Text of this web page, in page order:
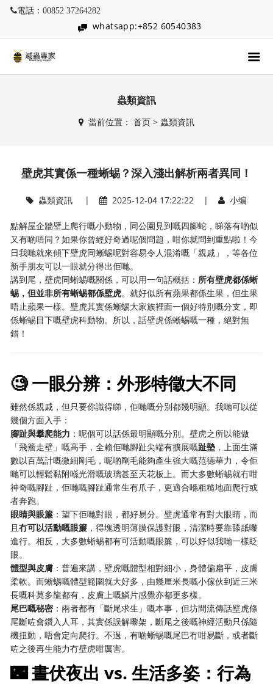
電話：00852 37264282
whatsapp:+852 60540383
蟲類資訊
當前位置： 首页> 蟲類資訊
壁虎其實係一種蜥蜴？深入淺出解析兩者異同！
蟲類資訊| 2025-12-04 17:22:22 | 小编
點解屋企牆壁上爬行嘅小動物，同公園見到嘅四腳蛇，睇落有啲似
又有啲唔同？如果你曾經好奇過呢個問題，咁你就問到重點啦！今
日我哋就來傾下壁虎同蜥蜴呢對容易令人混淆嘅「親戚」，等各位
新手朋友可以一眼就分得出佢哋。
講到尾，壁虎同蜥蜴嘅關係，可以用一句話概括： 所有壁虎都係蜥
蜴，但並非所有蜥蜴都係壁虎。就好似所有蘋果都係生果，但生果
唔止蘋果一樣。壁虎其實係蜥蜴大家族裡面一個好特別嘅分支，即
係蜥蜴目下嘅壁虎科動物。所以，話壁虎係蜥蜴嘅一種，絕對無
錯！
🧐 一眼分辨：外形特徵大不同
雖然係親戚，但只要你識得睇，佢哋嘅分別都幾明顯。我哋可以從
幾個方面入手：
腳趾與攀爬能力 ：呢個可以話係最明顯嘅分別。壁虎之所以能做
「飛簷走壁」嘅高手，全賴佢哋腳趾尖端有擴展嘅趾墊 ，上面生滿
數以百萬計嘅微細剛毛，呢啲剛毛能夠產生強大嘅范德華力，令佢
哋可以輕鬆黏附喺光滑嘅玻璃甚至天花板上。而大多數蜥蜴就冇咁
神奇嘅腳趾，佢哋嘅腳趾通常生有爪子，更適合喺粗糙地面爬行或
者奔跑。
眼睛與眼簾 ：望下佢哋對眼，都好易分。壁虎通常有對大眼睛，而
且冇可以活動嘅眼簾 ，得塊透明薄膜保護對眼，清潔時要靠舔舐嚟
進行。相反，大多數蜥蜴都有可活動嘅眼簾，可以好似我哋一樣眨
眼。
體型與皮膚 ：普遍來講，壁虎嘅體型相對細小，身體偏扁平，皮膚
柔軟。而蜥蜴嘅體型範圍就大好多，由幾厘米長嘅小傢伙到近三米
長嘅科莫多龍都有，皮膚上嘅鱗片感覺亦都更多樣。
尾巴嘅秘密：兩者都有「斷尾求生」嘅本事，但坊間流傳話壁虎條
尾斷咗會鑽入人耳，其實係誤解嚟架，斷尾之後嘅神經活動只係隨
機扭動，唔會定向爬行。不過，有啲蜥蜴嘅尾巴冇咁易斷，或者斷
咗之後再生能力冇壁虎咁厲害。
🌃 晝伏夜出 vs. 生活多姿：行為